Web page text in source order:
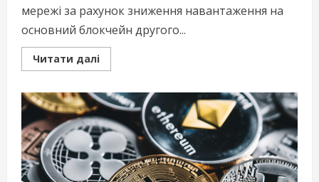
мережі за рахунок зниження навантаження на
основний блокчейн другого...
Читати даліRead
more
рішення
–
прискорення
і
здешевлення
транзакцій